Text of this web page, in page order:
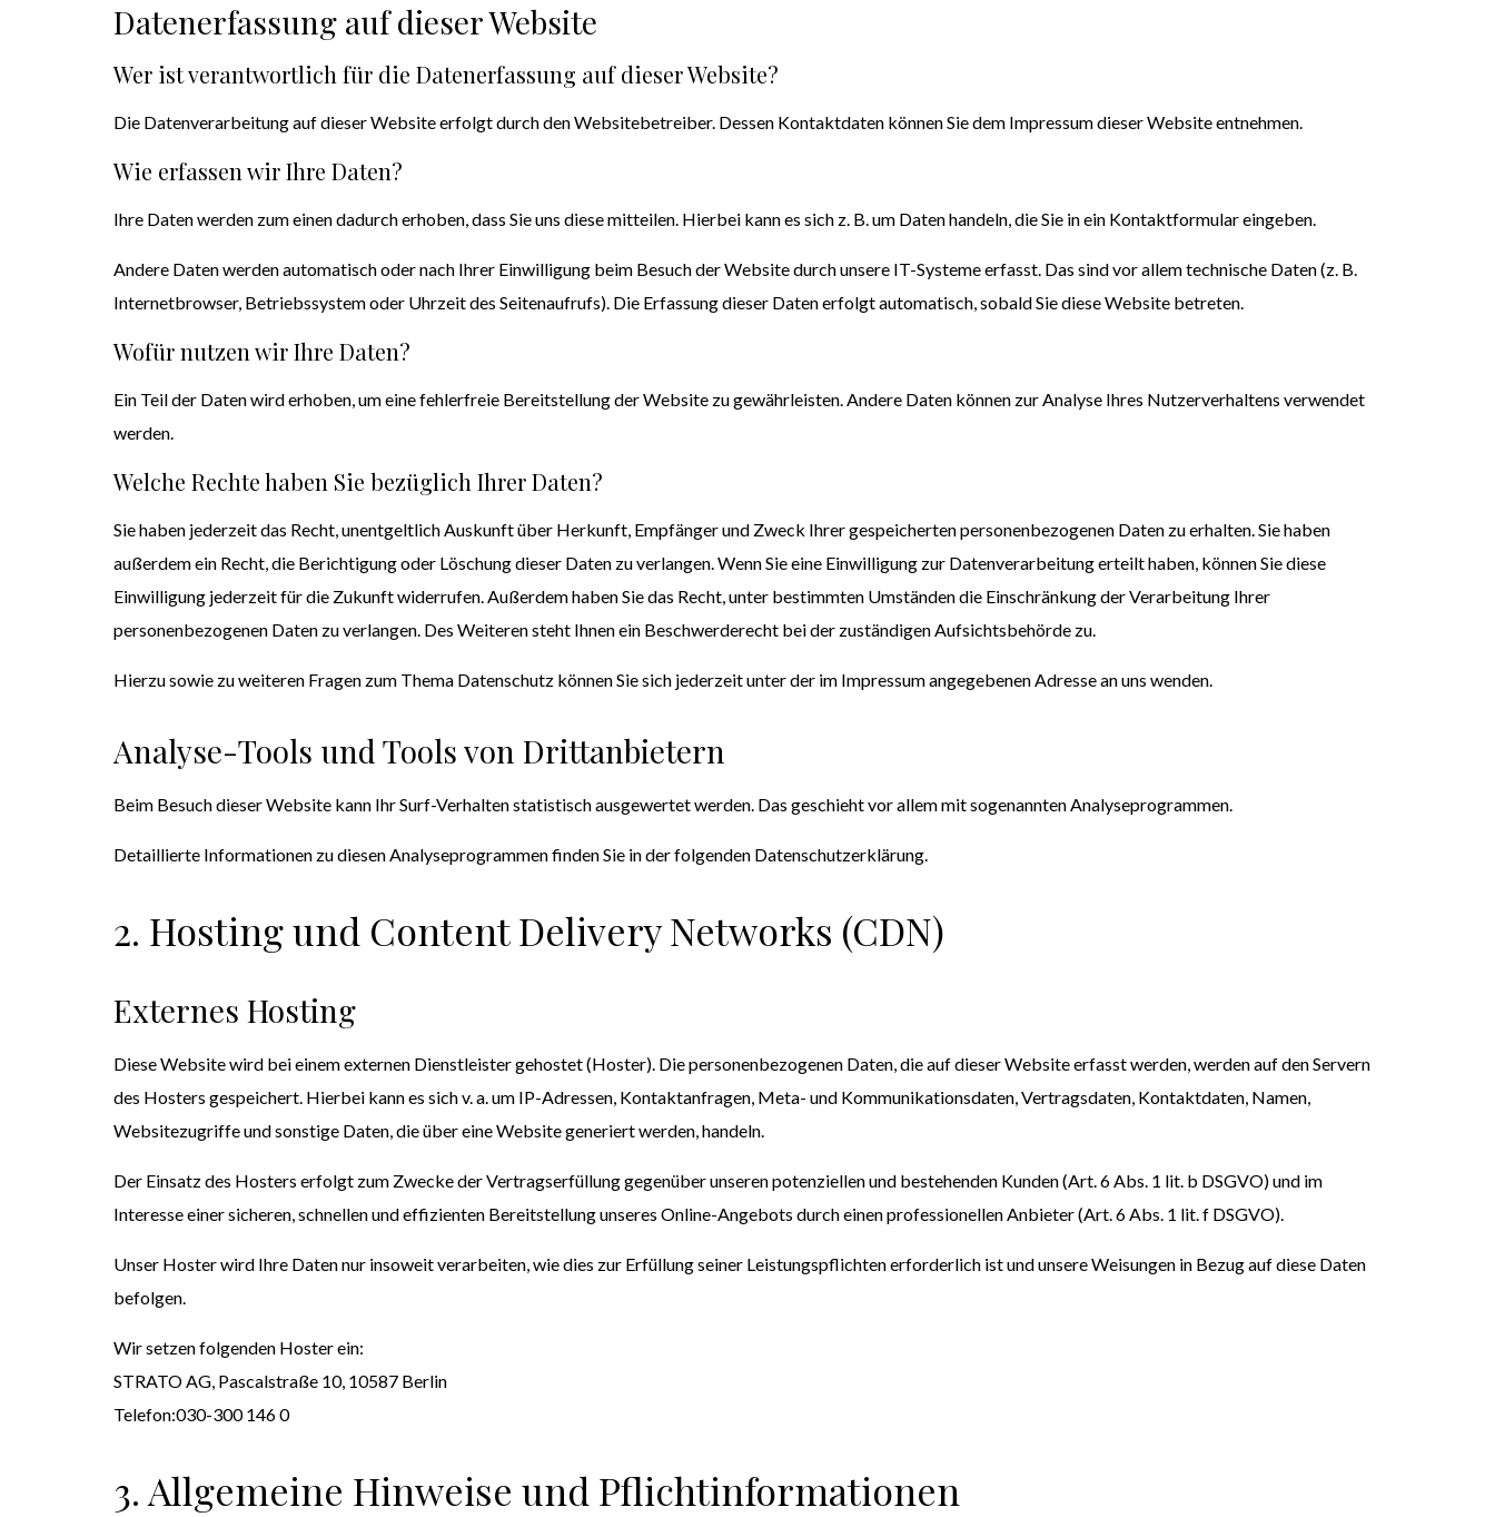
Datenerfassung auf dieser Website
Wer ist verantwortlich für die Datenerfassung auf dieser Website?
Die Datenverarbeitung auf dieser Website erfolgt durch den Websitebetreiber. Dessen Kontaktdaten können Sie dem Impressum dieser Website entnehmen.
Wie erfassen wir Ihre Daten?
Ihre Daten werden zum einen dadurch erhoben, dass Sie uns diese mitteilen. Hierbei kann es sich z. B. um Daten handeln, die Sie in ein Kontaktformular eingeben.
Andere Daten werden automatisch oder nach Ihrer Einwilligung beim Besuch der Website durch unsere IT-Systeme erfasst. Das sind vor allem technische Daten (z. B.
Internetbrowser, Betriebssystem oder Uhrzeit des Seitenaufrufs). Die Erfassung dieser Daten erfolgt automatisch, sobald Sie diese Website betreten.
Wofür nutzen wir Ihre Daten?
Ein Teil der Daten wird erhoben, um eine fehlerfreie Bereitstellung der Website zu gewährleisten. Andere Daten können zur Analyse Ihres Nutzerverhaltens verwendet
werden.
Welche Rechte haben Sie bezüglich Ihrer Daten?
Sie haben jederzeit das Recht, unentgeltlich Auskunft über Herkunft, Empfänger und Zweck Ihrer gespeicherten personenbezogenen Daten zu erhalten. Sie haben
außerdem ein Recht, die Berichtigung oder Löschung dieser Daten zu verlangen. Wenn Sie eine Einwilligung zur Datenverarbeitung erteilt haben, können Sie diese
Einwilligung jederzeit für die Zukunft widerrufen. Außerdem haben Sie das Recht, unter bestimmten Umständen die Einschränkung der Verarbeitung Ihrer
personenbezogenen Daten zu verlangen. Des Weiteren steht Ihnen ein Beschwerderecht bei der zuständigen Aufsichtsbehörde zu.
Hierzu sowie zu weiteren Fragen zum Thema Datenschutz können Sie sich jederzeit unter der im Impressum angegebenen Adresse an uns wenden.
Analyse-Tools und Tools von Dritt­anbietern
Beim Besuch dieser Website kann Ihr Surf-Verhalten statistisch ausgewertet werden. Das geschieht vor allem mit sogenannten Analyseprogrammen.
Detaillierte Informationen zu diesen Analyseprogrammen finden Sie in der folgenden Datenschutzerklärung.
2. Hosting und Content Delivery Networks (CDN)
Externes Hosting
Diese Website wird bei einem externen Dienstleister gehostet (Hoster). Die personenbezogenen Daten, die auf dieser Website erfasst werden, werden auf den Servern
des Hosters gespeichert. Hierbei kann es sich v. a. um IP-Adressen, Kontaktanfragen, Meta- und Kommunikationsdaten, Vertragsdaten, Kontaktdaten, Namen,
Websitezugriffe und sonstige Daten, die über eine Website generiert werden, handeln.
Der Einsatz des Hosters erfolgt zum Zwecke der Vertragserfüllung gegenüber unseren potenziellen und bestehenden Kunden (Art. 6 Abs. 1 lit. b DSGVO) und im
Interesse einer sicheren, schnellen und effizienten Bereitstellung unseres Online-Angebots durch einen professionellen Anbieter (Art. 6 Abs. 1 lit. f DSGVO).
Unser Hoster wird Ihre Daten nur insoweit verarbeiten, wie dies zur Erfüllung seiner Leistungspflichten erforderlich ist und unsere Weisungen in Bezug auf diese Daten
befolgen.
Wir setzen folgenden Hoster ein:
STRATO AG, Pascalstraße 10, 10587 Berlin
Telefon:030-300 146 0
3. Allgemeine Hinweise und Pflichtinformationen